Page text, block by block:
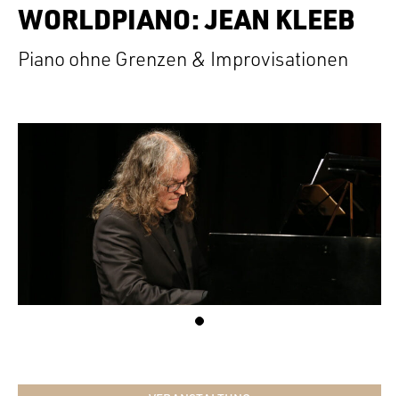
WORLDPIANO: JEAN KLEEB
Piano ohne Grenzen & Improvisationen